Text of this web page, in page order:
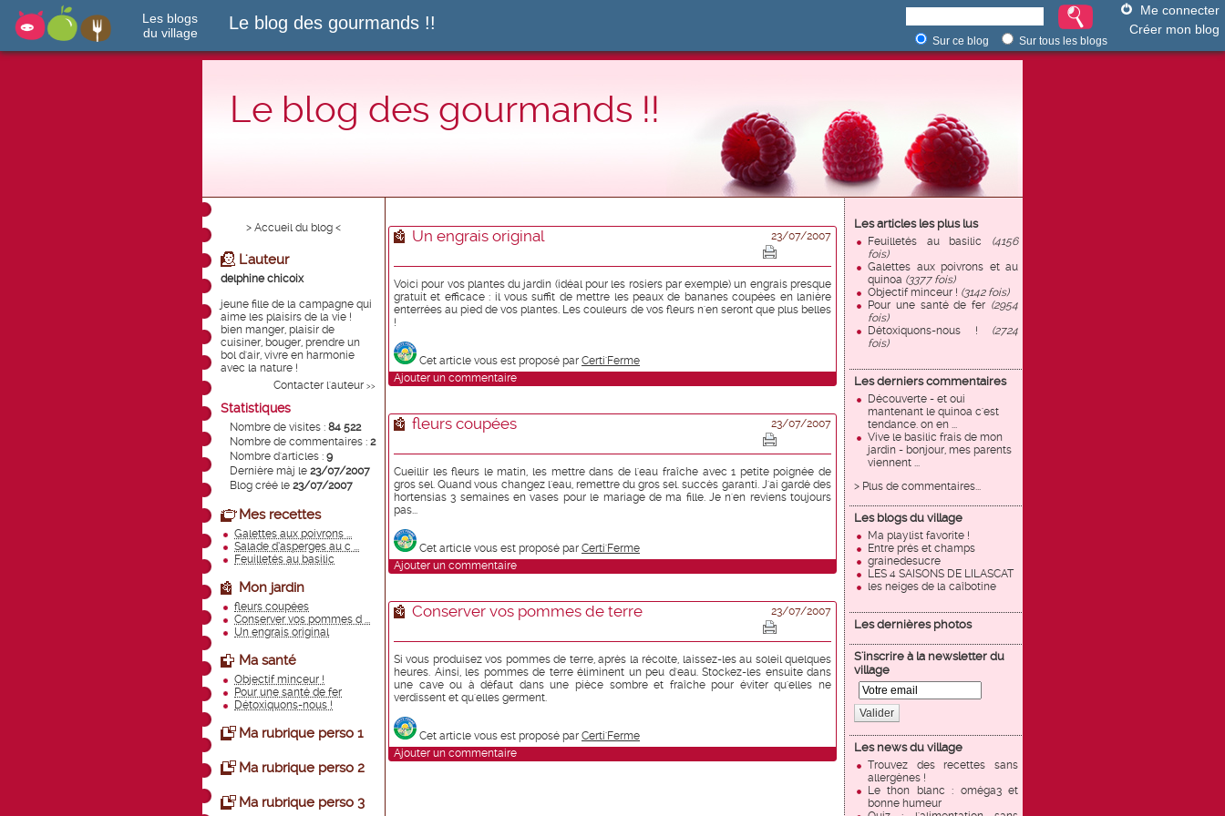
Les blogs
du village
Le blog des gourmands !!
Me connecter
Créer mon blog
Sur ce blog Sur tous les blogs
Le blog des gourmands !!
Les articles les plus lus
Feuilletés au basilic (4156
fois)
Galettes aux poivrons et au
quinoa (3377 fois)
Objectif minceur ! (3142 fois)
Pour une santé de fer (2954
fois)
Détoxiquons-nous ! (2724
fois)
Les derniers commentaires
Découverte - et oui
mantenant le quinoa c'est
tendance. on en ...
Vive le basilic frais de mon
jardin - bonjour, mes parents
viennent ...
> Plus de commentaires...
Les blogs du village
Ma playlist favorite !
Entre prés et champs
grainedesucre
LES 4 SAISONS DE LILASCAT
les neiges de la caîbotine
Les dernières photos
S'inscrire à la newsletter du
village
Valider
Les news du village
Trouvez des recettes sans
allergènes !
Le thon blanc : oméga3 et
bonne humeur
> Accueil du blog <
L'auteur
delphine chicoix
jeune fille de la campagne qui
aime les plaisirs de la vie !
bien manger, plaisir de
cuisiner, bouger, prendre un
bol d'air, vivre en harmonie
avec la nature !
Contacter l'auteur >>
Statistiques
Nombre de visites : 84 522
Nombre de commentaires : 2
Nombre d'articles : 9
Dernière màj le 23/07/2007
Blog créé le 23/07/2007
Mes recettes
Galettes aux poivrons ...
Salade d’asperges au c ...
Feuilletés au basilic
Mon jardin
fleurs coupées
Conserver vos pommes d ...
Un engrais original
Ma santé
Objectif minceur !
Pour une santé de fer
Détoxiquons-nous !
Ma rubrique perso 1
Ma rubrique perso 2
Ma rubrique perso 3
Un engrais original 23/07/2007
Voici pour vos plantes du jardin (idéal pour les rosiers par exemple) un engrais presque
gratuit et efficace : il vous suffit de mettre les peaux de bananes coupées en lanière
enterrées au pied de vos plantes. Les couleurs de vos fleurs n'en seront que plus belles
!
Cet article vous est proposé par Certi'Ferme
Ajouter un commentaire
fleurs coupées 23/07/2007
Cueillir les fleurs le matin, les mettre dans de l'eau fraîche avec 1 petite poignée de
gros sel. Quand vous changez l'eau, remettre du gros sel. succès garanti. J'ai gardé des
hortensias 3 semaines en vases pour le mariage de ma fille. Je n'en reviens toujours
pas...
Cet article vous est proposé par Certi'Ferme
Ajouter un commentaire
Conserver vos pommes de terre 23/07/2007
Si vous produisez vos pommes de terre, après la récolte, laissez-les au soleil quelques
heures. Ainsi, les pommes de terre éliminent un peu d'eau. Stockez-les ensuite dans
une cave ou à défaut dans une pièce sombre et fraîche pour éviter qu'elles ne
verdissent et qu'elles germent.
Cet article vous est proposé par Certi'Ferme
Ajouter un commentaire